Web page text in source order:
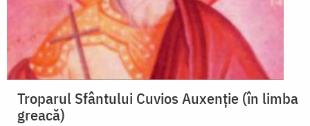
Troparul Sfântului Cuvios Auxenție (în limba
greacă)